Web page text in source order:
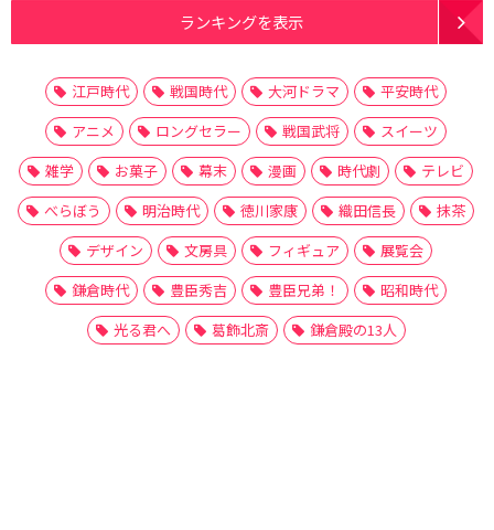
ランキングを表示
江戸時代 戦国時代 大河ドラマ
平安時代
アニメ
ロングセラー 戦国武将
スイーツ
雑学
お菓子 幕末 漫画 時代劇
テレビ
べらぼう
明治時代 徳川家康 織田信長
抹茶
デザイン
文房具 フィギュア
展覧会
鎌倉時代
豊臣秀吉 豊臣兄弟！
昭和時代
光る君へ
葛飾北斎 鎌倉殿の13人